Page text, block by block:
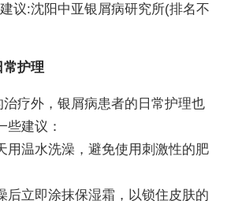
议:沈阳中亚银屑病研究所(排名不
常护理
疗外，银屑病患者的日常护理也
些建议：
用温水洗澡，避免使用刺激性的肥
后立即涂抹保湿霜，以锁住皮肤的